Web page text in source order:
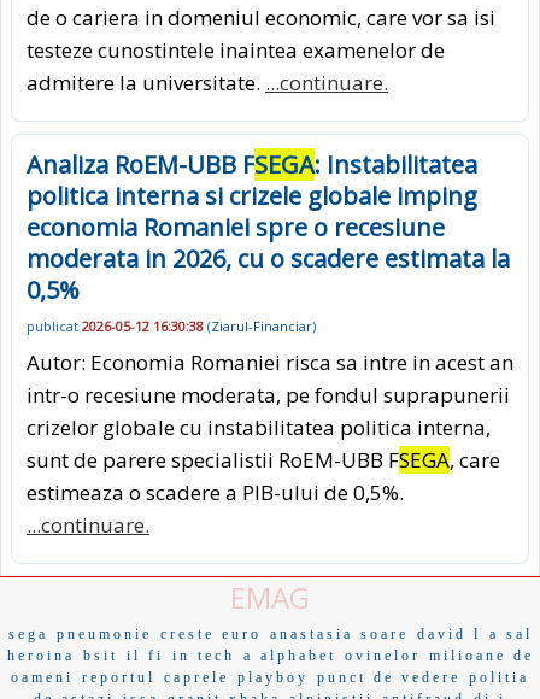
de o cariera in domeniul economic, care vor sa isi
testeze cunostintele inaintea examenelor de
admitere la universitate. ...continuare.
Analiza RoEM-UBB FSEGA: Instabilitatea
politica interna si crizele globale imping
economia Romaniei spre o recesiune
moderata in 2026, cu o scadere estimata la
0,5%
publicat 2026-05-12 16:30:38 (Ziarul-Financiar)
Autor: Economia Romaniei risca sa intre in acest an
intr-o recesiune moderata, pe fondul suprapunerii
crizelor globale cu instabilitatea politica interna,
sunt de parere specialistii RoEM-UBB FSEGA, care
estimeaza o scadere a PIB-ului de 0,5%.
...continuare.
EMAG
sega pneumonie creste euro anastasia soare david l
a sal
heroina
bsit il fi in tech a alphabet ovinelor
milioane de
oameni
reportul caprele playboy punct de vedere
politia